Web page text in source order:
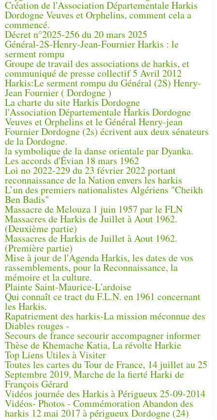
Création de l'Association Départementale Harkis
Dordogne Veuves et Orphelins, comment cela a
commencé.
Décret n°2025-256 du 20 mars 2025
Général-2S-Henry-Jean-Fournier Harkis : le
serment rompu
Groupe de travail des associations de harkis, et
communiqué de presse collectif 5 Avril 2012
Harkis:Le serment rompu du Général (2S) Henry-
Jean Fournier ( Dordogne )
La charte du site Harkis Dordogne
l'Association Départementale Harkis Dordogne
Veuves et Orphelins et le Général Henry-jean
Fournier Dordogne (2s) écrivent aux deux sénateurs
de la Dordogne.
la symbolique de la danse orientale par Dyanka.
Les accords d'Évian 18 mars 1962
Loi no 2022-229 du 23 février 2022 portant
reconnaissance de la Nation envers les harkis
L’un des premiers nationalistes Algériens "Cheikh
Ben Badis"
Massacre de Melouza 1 juin 1957 par le FLN
Massacres de Harkis de Juillet à Aout 1962.
(Deuxième partie)
Massacres de Harkis de Juillet à Aout 1962.
(Première partie)
Mise à jour de l'Agenda Harkis, les dates de vos
rassemblements, pour la Reconnaissance, la
mémoire et la culture.
Plainte Saint-Maurice-L'ardoise
Qui connaît ce tract du F.L.N. en 1961 concernant
les Harkis.
Rapatriement des harkis-La mission méconnue des
Diables rouges -
Secours de france secourir accompagner informer
Thèse de Khemache Katia, La révolte Harkie
Top Liens Utiles à Visiter
Toutes les cartes du Tour de France, 14 juillet au 25
Septembre 2019, Marche de la fierté Harki de
François Gérard
Vidéos journée des Harkis à Périgueux 25-09-2014
Vidéos- Photos - Commémoration Abandon des
harkis 12 mai 2017 à périgueux Dordogne (24)